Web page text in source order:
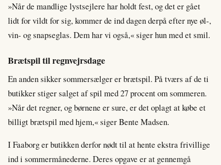
»Når de mandlige lystsejlere har holdt fest, og det er gået
lidt for vildt for sig, kommer de ind dagen derpå efter nye øl-,
vin- og snapseglas. Dem har vi også,« siger hun med et smil.
Brætspil til regnvejrsdage
En anden sikker sommersælger er brætspil. På tværs af de ti
butikker stiger salget af spil med 27 procent om sommeren.
»Når det regner, og børnene er sure, er det oplagt at købe et
billigt brætspil med hjem,« siger Bente Madsen.
I Faaborg er butikken derfor nødt til at hente ekstra frivillige
ind i sommermånederne. Deres opgave er at gennemgå